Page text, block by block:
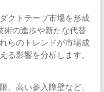
クトテープ市場を形成
術の進歩や新たな代替
らのトレンドが市場成
る影響を分析します。
、高い参入障壁など、